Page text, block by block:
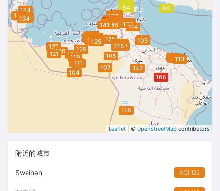
118
111
142
114
136
84
144
166
145
134
113
129
142
136
105
138
135
135
79
130
112
129
102
114
84
108
136
138
126
132
135
76
141
112
107
131
104
136
79
149
122
124
128
145
113
125
121
135
128
132
147
119
132
149
127
125
137
151
130
137
148
132
130
115
118
122
118
Leaflet | © OpenStreetMap contributors
附近的城市
Sweihan AQI 122